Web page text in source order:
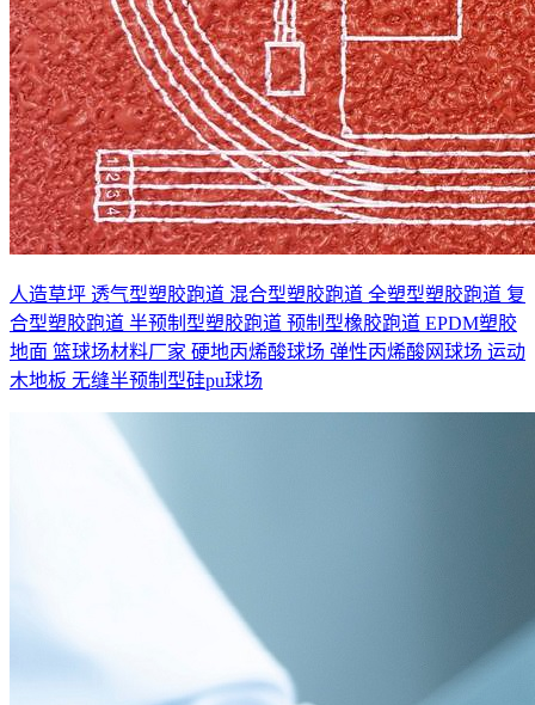
人造草坪 透气型塑胶跑道 混合型塑胶跑道 全塑型塑胶跑道 复
合型塑胶跑道 半预制型塑胶跑道 预制型橡胶跑道 EPDM塑胶
地面 篮球场材料厂家 硬地丙烯酸球场 弹性丙烯酸网球场 运动
木地板 无缝半预制型硅pu球场